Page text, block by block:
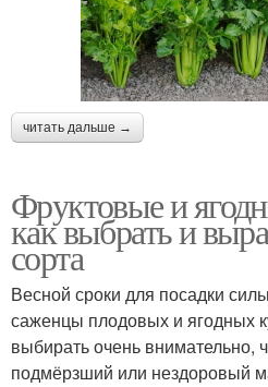
читать дальше →
Фруктовые и
как выбрать и
сорта
Весной сроки для посадки
саженцы плодовых и ягодных
выбирать очень внимательно,
подмёрзший или нездоровый